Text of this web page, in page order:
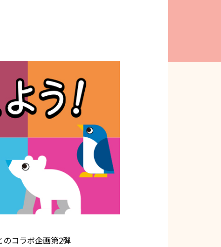
のコラボ企画第2弾